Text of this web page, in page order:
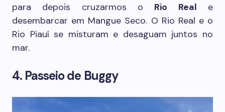
para depois cruzarmos o Rio Real e
desembarcar em Mangue Seco. O Rio Real e o
Rio Piauí se misturam e desaguam juntos no
mar.
4. Passeio de Buggy